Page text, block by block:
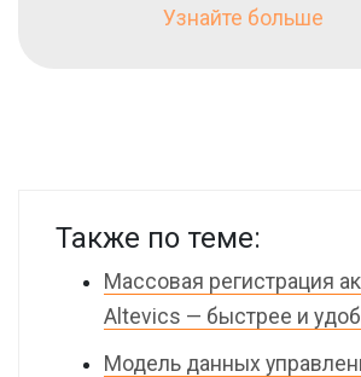
Узнайте больше
Также по теме:
Массовая регистрация
Altevics — быстрее и
Модель данных